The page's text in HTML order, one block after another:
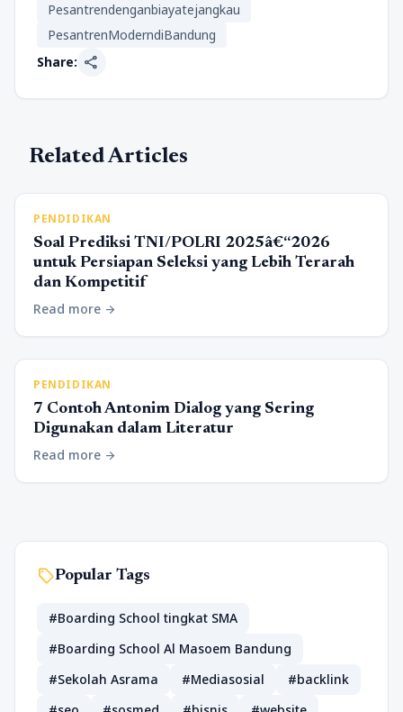
Pesantrendenganbiayatejangkau
PesantrenModerndiBandung
Share: share
Related Articles
PENDIDIKAN
Soal Prediksi TNI/POLRI 2025â€“2026
untuk Persiapan Seleksi yang Lebih Terarah
dan Kompetitif
Read more arrow_forward
PENDIDIKAN
7 Contoh Antonim Dialog yang Sering
Digunakan dalam Literatur
Read more arrow_forward
sellPopular Tags
#Boarding School tingkat SMA
#Boarding School Al Masoem Bandung
#Sekolah Asrama
#Mediasosial
#backlink